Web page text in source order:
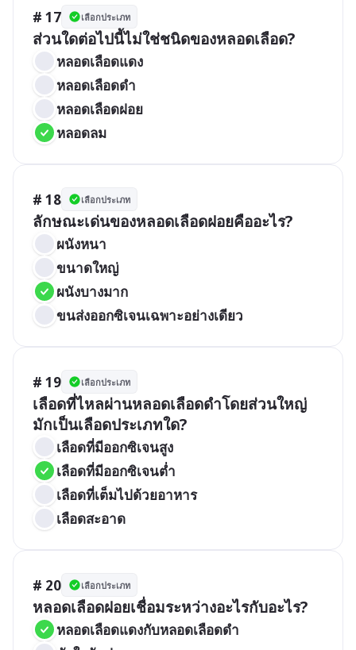
# 17 เลือกประเภท
ส่วนใดต่อไปนี้ไม่ใช่ชนิดของหลอดเลือด?
หลอดเลือดแดง
หลอดเลือดดำ
หลอดเลือดฝอย
หลอดลม
# 18 เลือกประเภท
ลักษณะเด่นของหลอดเลือดฝอยคืออะไร?
ผนังหนา
ขนาดใหญ่
ผนังบางมาก
ขนส่งออกซิเจนเฉพาะอย่างเดียว
# 19 เลือกประเภท
เลือดที่ไหลผ่านหลอดเลือดดำโดยส่วนใหญ่
มักเป็นเลือดประเภทใด?
เลือดที่มีออกซิเจนสูง
เลือดที่มีออกซิเจนต่ำ
เลือดที่เต็มไปด้วยอาหาร
เลือดสะอาด
# 20 เลือกประเภท
หลอดเลือดฝอยเชื่อมระหว่างอะไรกับอะไร?
หลอดเลือดแดงกับหลอดเลือดดำ